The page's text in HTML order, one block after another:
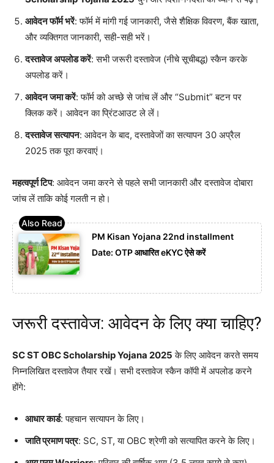
आवेदन फॉर्म भरें: फॉर्म में मांगी गई जानकारी, जैसे शैक्षिक विवरण, बैंक खाता,
और व्यक्तिगत जानकारी, सही-सही भरें।
दस्तावेज अपलोड करें: सभी जरूरी दस्तावेज (नीचे सूचीबद्ध) स्कैन करके
अपलोड करें।
आवेदन जमा करें: फॉर्म को अच्छे से जांच लें और “Submit” बटन पर
क्लिक करें। आवेदन का प्रिंटआउट ले लें।
दस्तावेज सत्यापन: आवेदन के बाद, दस्तावेजों का सत्यापन 30 अप्रैल
2025 तक पूरा करवाएं।
महत्वपूर्ण टिप: आवेदन जमा करने से पहले सभी जानकारी और दस्तावेज दोबारा
जांच लें ताकि कोई गलती न हो।
PM Kisan Yojana 22nd installment
Date: OTP आधारित eKYC ऐसे करें
जरूरी दस्तावेज: आवेदन के लिए क्या चाहिए?
SC ST OBC Scholarship Yojana 2025 के लिए आवेदन करते समय
निम्नलिखित दस्तावेज तैयार रखें। सभी दस्तावेज स्कैन कॉपी में अपलोड करने
होंगे:
आधार कार्ड: पहचान सत्यापन के लिए।
जाति प्रमाण पत्र: SC, ST, या OBC श्रेणी को सत्यापित करने के लिए।